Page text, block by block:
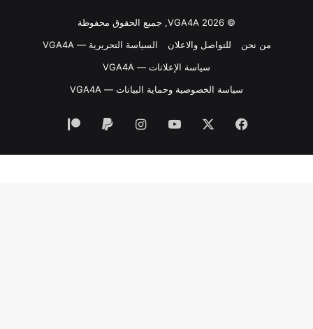
© VGA4A 2026, جميع الحقوق محفوظة
من نحن
للتواصل والاعلان
السياسة التحريرية — VGA4A
سياسة الإعلانات — VGA4A
سياسة الخصوصية وحماية البيانات — VGA4A
فيسبوك ‫YouTubeانستقرام
‏Paypal
‫Patreon